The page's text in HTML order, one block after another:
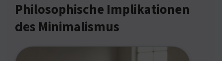
Philosophische Implikationen
des Minimalismus